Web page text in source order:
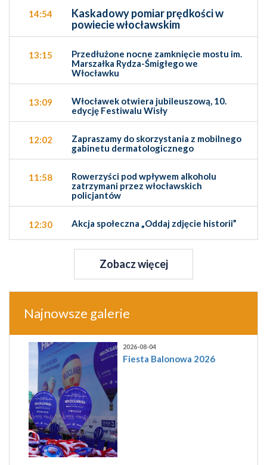
14:54
Kaskadowy pomiar prędkości w
powiecie włocławskim
13:15
Przedłużone nocne zamknięcie mostu im.
Marszałka Rydza-Śmigłego we
Włocławku
13:09
Włocławek otwiera jubileuszową, 10.
edycję Festiwalu Wisły
12:02
Zapraszamy do skorzystania z mobilnego
gabinetu dermatologicznego
11:58
Rowerzyści pod wpływem alkoholu
zatrzymani przez włocławskich
policjantów
12:30 Akcja społeczna „Oddaj zdjęcie historii”
Zobacz więcej
Najnowsze galerie
2026-08-04
Fiesta Balonowa 2026